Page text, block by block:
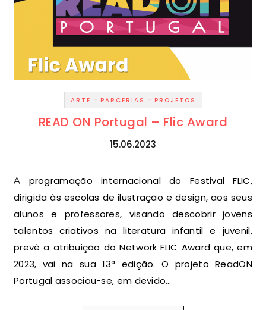
ARTE - PARCERIAS - PROJETOS
READ ON Portugal – Flic Award
15.06.2023
A programação internacional do Festival FLIC,
dirigida às escolas de ilustração e design, aos seus
alunos e professores, visando descobrir jovens
talentos criativos na literatura infantil e juvenil,
prevê a atribuição do Network FLIC Award que, em
2023, vai na sua 13ª edição. O projeto ReadON
Portugal associou-se, em devido…